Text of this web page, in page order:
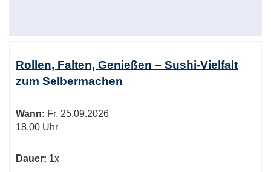
Rollen, Falten, Genießen – Sushi-Vielfalt
zum Selbermachen
Wann: Fr. 25.09.2026
18.00 Uhr
Dauer: 1x